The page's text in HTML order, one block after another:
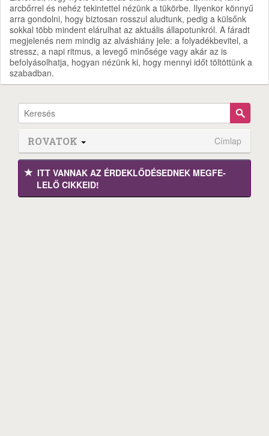
arcbőrrel és nehéz tekintettel nézünk a tükörbe. Ilyenkor könnyű
arra gondolni, hogy biztosan rosszul aludtunk, pedig a külsőnk
sokkal több mindent elárulhat az aktuális állapotunkról. A fáradt
megjelenés nem mindig az alváshiány jele: a folyadékbevitel, a
stressz, a napi ritmus, a levegő minősége vagy akár az is
befolyásolhatja, hogyan nézünk ki, hogy mennyi időt töltöttünk a
szabadban.
ROVATOK Címlap
ITT VANNAK AZ ÉRDEK­LŐDÉ­SEDNEK MEGFE­
LELŐ CIKKEID!